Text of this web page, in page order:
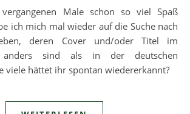
ich mich mal wieder auf die Suche nach
deren Cover und/oder Titel im
anders sind als in der deutschen
viele hättet ihr spontan wiedererkannt?